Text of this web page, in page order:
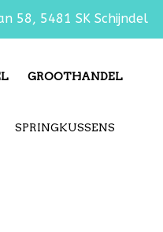
58, 5481 SK Schijndel
GROOTHANDEL
SPRINGKUSSENS